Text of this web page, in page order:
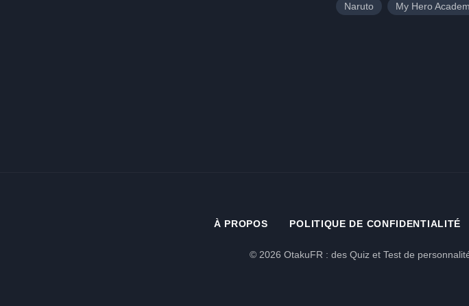
Naruto My Hero
À PROPOS POLITIQUE DE CONFIDENTIALITÉ
© 2026 OtakuFR : des Quiz et Test de